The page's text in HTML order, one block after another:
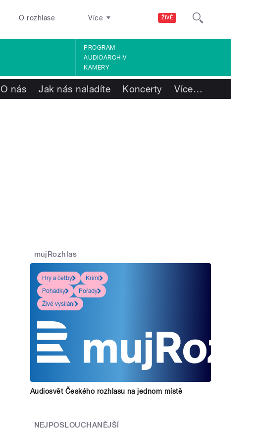
ŽIVĚ
O rozhlase Více
PROGRAM
AUDIOARCHIV
KAMERY
O nás Jak nás naladíte Koncerty Více…
mujRozhlas
Hry a četby
Krimi
Pohádky
Pořady
Živé vysílání
Audiosvět Českého rozhlasu na jednom místě
NEJPOSLOUCHANĚJŠÍ